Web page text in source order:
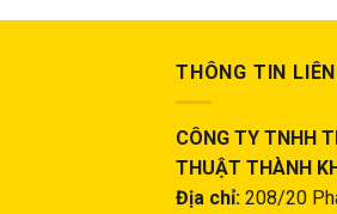
THÔNG TIN
CÔNG TY TNHH
THUẬT THÀNH
Địa chỉ: 208/20